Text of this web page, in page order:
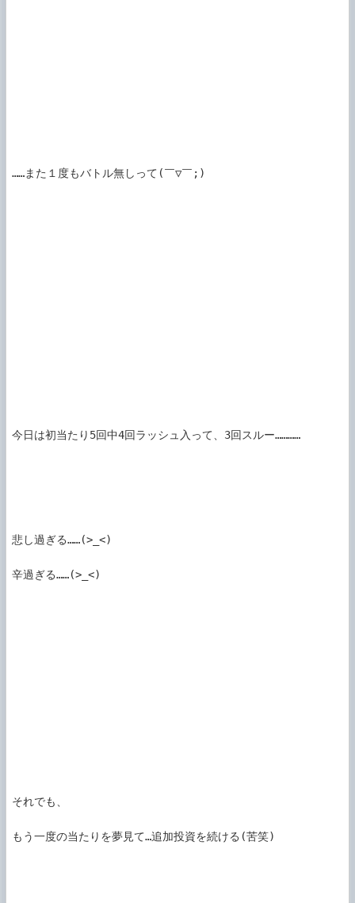
……また１度もバトル無しって(￣▽￣;)
今日は初当たり5回中4回ラッシュ入って、3回スルー…………
悲し過ぎる……(>_<)
辛過ぎる……(>_<)
それでも、
もう一度の当たりを夢見て…追加投資を続ける(苦笑)